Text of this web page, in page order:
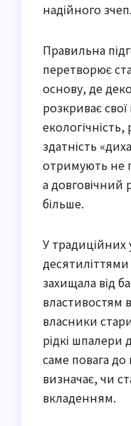
надійного
Правильна
перетворює
основу, де
розкриває
здатність
отримують не
а довговічний
більше.
У традиційних
захищала від
властивостям
власники
рідкі шпалери
саме повага до
визначає, чи
вкладенням.